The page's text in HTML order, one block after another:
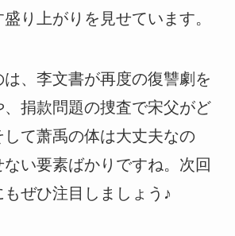
り上がりを見せています。
、李文書が再度の復讐劇を
捐款問題の捜査で宋父がど
して萧禹の体は大丈夫なの
い要素ばかりですね。次回
ぜひ注目しましょう♪